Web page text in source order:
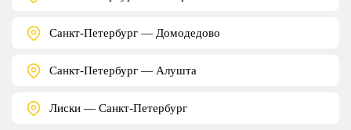
Санкт-Петербург — Домодедово
Санкт-Петербург — Алушта
Лиски — Санкт-Петербург